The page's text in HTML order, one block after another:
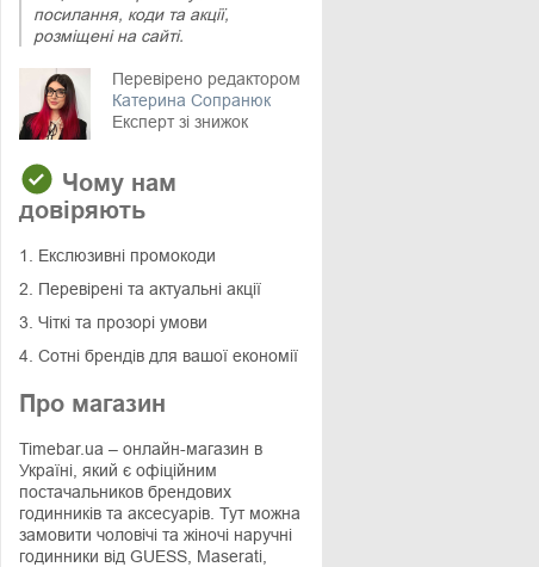
посилання, коди та акції,
розміщені на сайті.
Перевірено редактором
Катерина Сопранюк
Експерт зі знижок
Чому нам
довіряють
1. Екслюзивні промокоди
2. Перевірені та актуальні акції
3. Чіткі та прозорі умови
4. Сотні брендів для вашої економії
Про магазин
Timebar.ua – онлайн-магазин в
Україні, який є офіційним
постачальников брендових
годинників та аксесуарів. Тут можна
замовити чоловічі та жіночі наручні
годинники від GUESS, Maserati,